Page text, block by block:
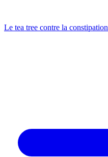
Le tea tree contre la constipation